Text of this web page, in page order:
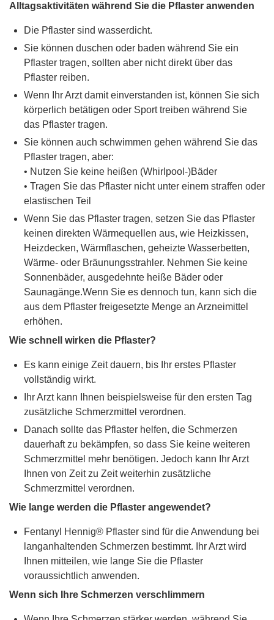
Alltagsaktivitäten während Sie die Pflaster anwenden
Die Pflaster sind wasserdicht.
Sie können duschen oder baden während Sie ein
Pflaster tragen, sollten aber nicht direkt über das
Pflaster reiben.
Wenn Ihr Arzt damit einverstanden ist, können Sie sich
körperlich betätigen oder Sport treiben während Sie
das Pflaster tragen.
Sie können auch schwimmen gehen während Sie das
Pflaster tragen, aber:
• Nutzen Sie keine heißen (Whirlpool-)Bäder
• Tragen Sie das Pflaster nicht unter einem straffen oder
elastischen Teil
Wenn Sie das Pflaster tragen, setzen Sie das Pflaster
keinen direkten Wärmequellen aus, wie Heizkissen,
Heizdecken, Wärmflaschen, geheizte Wasserbetten,
Wärme- oder Bräunungsstrahler. Nehmen Sie keine
Sonnenbäder, ausgedehnte heiße Bäder oder
Saunagänge.Wenn Sie es dennoch tun, kann sich die
aus dem Pflaster freigesetzte Menge an Arzneimittel
erhöhen.
Wie schnell wirken die Pflaster?
Es kann einige Zeit dauern, bis Ihr erstes Pflaster
vollständig wirkt.
Ihr Arzt kann Ihnen beispielsweise für den ersten Tag
zusätzliche Schmerzmittel verordnen.
Danach sollte das Pflaster helfen, die Schmerzen
dauerhaft zu bekämpfen, so dass Sie keine weiteren
Schmerzmittel mehr benötigen. Jedoch kann Ihr Arzt
Ihnen von Zeit zu Zeit weiterhin zusätzliche
Schmerzmittel verordnen.
Wie lange werden die Pflaster angewendet?
Fentanyl Hennig® Pflaster sind für die Anwendung bei
langanhaltenden Schmerzen bestimmt. Ihr Arzt wird
Ihnen mitteilen, wie lange Sie die Pflaster
voraussichtlich anwenden.
Wenn sich Ihre Schmerzen verschlimmern